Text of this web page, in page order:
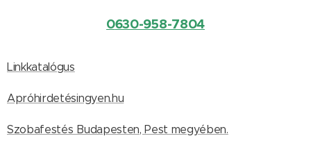
0630-958-7804
Linkkatalógus
Apróhirdetésingyen.hu
Szobafestés Budapesten, Pest megyében.